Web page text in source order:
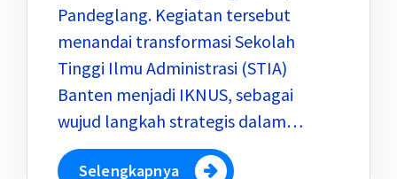
Pandeglang. Kegiatan tersebut
menandai transformasi Sekolah
Tinggi Ilmu Administrasi (STIA)
Banten menjadi IKNUS, sebagai
wujud langkah strategis dalam…
Selengkapnya